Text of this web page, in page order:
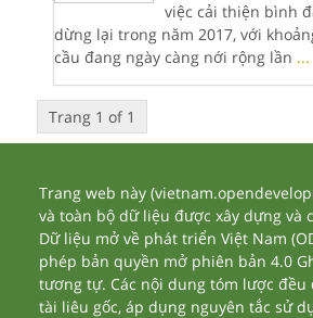
việc cải thiện bình
dừng lại trong năm 2017, với
cầu đang ngày càng nới rộng lần ...
Trang 1 of 1
Trang web này
và toàn bộ dữ liệu được xây dựng và
Dữ liệu mở về phát triển Việt Nam
phép bản quyền mở phiên bản 4.0
tương tự. Các nội dung tóm lược
tài liêu gốc, áp dụng nguyên tắc sử